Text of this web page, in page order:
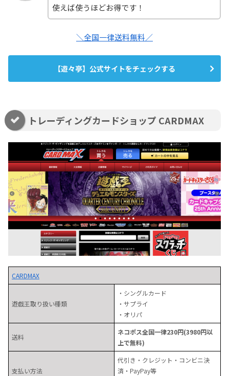
使えば使うほどお得です！
＼全国一律送料無料／
【遊々亭】公式サイトをチェックする
トレーディングカードショップ CARDMAX
CARDMAX
遊戯王取り扱い種類
・シングルカード
・サプライ
・オリパ
送料
ネコポス全国一律230円(3980円以
上で無料)
支払い方法
代引き・クレジット・コンビニ決
済・PayPay等